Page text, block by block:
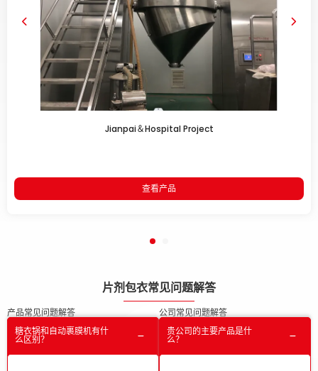
Jianpai＆Hospital Project
查看产品
片剂包衣常见问题解答
产品常见问题解答
糖衣锅和自动裹膜机有什
么区别？
公司常见问题解答
贵公司的主要产品是什
么？